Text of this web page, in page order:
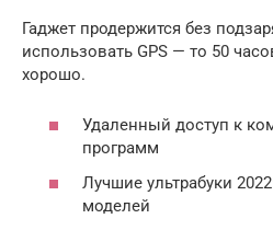
Гаджет продержится без
использовать GPS — то 50
хорошо.
Удаленный доступ к
программ
Лучшие ультрабуки
моделей